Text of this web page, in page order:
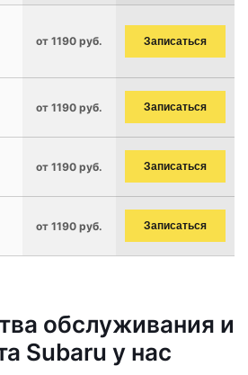
от 1190 руб. Записаться
от 1190 руб. Записаться
от 1190 руб. Записаться
от 1190 руб. Записаться
обслуживания и
Subaru у нас